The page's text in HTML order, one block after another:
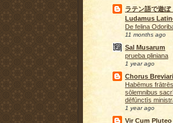
ラテン語で遊ぼ
Ludamus
De felina
11 months ago
Sal Musarum
prueba pliniana
1 year ago
Chorus
Habēmus
sōlemnibus
dēfūnctīs
1 year ago
Vir Cum